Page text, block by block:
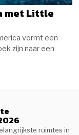
met Little
vormt een
zijn naar een
ruimtes in